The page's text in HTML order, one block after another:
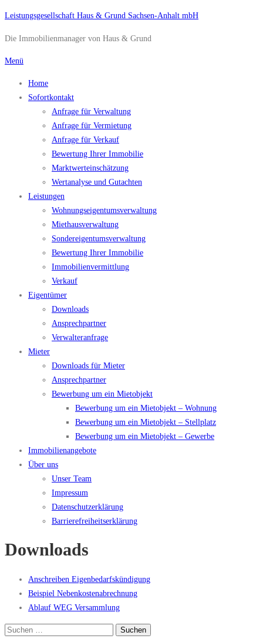
Zum
springen
Leistungsgesellschaft Haus & Grund Sachsen-Anhalt mbH
Die Immobilienmanager von Haus & Grund
Menü
Home
Sofortkontakt
Anfrage für Verwaltung
Anfrage für Vermietung
Anfrage für Verkauf
Bewertung Ihrer Immobilie
Marktwerteinschätzung
Wertanalyse und Gutachten
Leistungen
Wohnungseigentumsverwaltung
Miethausverwaltung
Sondereigentumsverwaltung
Bewertung Ihrer Immobilie
Immobilienvermittlung
Verkauf
Eigentümer
Downloads
Ansprechpartner
Verwalteranfrage
Mieter
Downloads für Mieter
Ansprechpartner
Bewerbung um ein Mietobjekt
Bewerbung um ein Mietobjekt – Wohnung
Bewerbung um ein Mietobjekt – Stellplatz
Bewerbung um ein Mietobjekt – Gewerbe
Immobilienangebote
Über uns
Unser Team
Impressum
Datenschutzerklärung
Barrierefreiheitserklärung
Downloads
Anschreiben Eigenbedarfskündigung
Beispiel Nebenkostenabrechnung
Ablauf WEG Versammlung
Suchen